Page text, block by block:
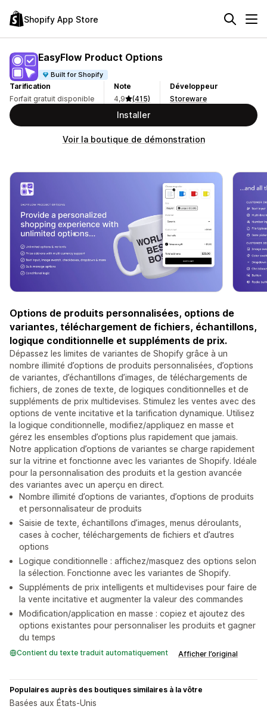
Shopify App Store
EasyFlow Product Options
Built for Shopify
Tarification
Forfait gratuit disponible
Note
4,9
(415)
Développeur
Storeware
Installer
Voir la boutique de démonstration
Options de produits personnalisées, options de
variantes, téléchargement de fichiers, échantillons,
logique conditionnelle et suppléments de prix.
Dépassez les limites de variantes de Shopify grâce à un
nombre illimité d’options de produits personnalisées, d’options
de variantes, d’échantillons d’images, de téléchargements de
fichiers, de zones de texte, de logiques conditionnelles et de
suppléments de prix multidevises. Stimulez les ventes avec des
options de vente incitative et la tarification dynamique. Utilisez
la logique conditionnelle, modifiez/appliquez en masse et
gérez les ensembles d’options plus rapidement que jamais.
Notre application d’options de variantes se charge rapidement
sur la vitrine et fonctionne avec les variantes de Shopify. Idéale
pour la personnalisation des produits et la gestion avancée
des variantes avec un aperçu en direct.
Nombre illimité d’options de variantes, d’options de produits
et personnalisateur de produits
Saisie de texte, échantillons d’images, menus déroulants,
cases à cocher, téléchargements de fichiers et d’autres
options
Logique conditionnelle : affichez/masquez des options selon
la sélection. Fonctionne avec les variantes de Shopify.
Suppléments de prix intelligents et multidevises pour faire de
la vente incitative et augmenter la valeur des commandes
Modification/application en masse : copiez et ajoutez des
options existantes pour personnaliser les produits et gagner
du temps
Contient du texte traduit automatiquement Afficher l’original
Populaires auprès des boutiques similaires à la vôtre
Basées aux États-Unis